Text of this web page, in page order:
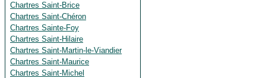
Chartres Saint-Brice
Chartres Saint-Chéron
Chartres Sainte-Foy
Chartres Saint-Hilaire
Chartres Saint-Martin-le-Viandier
Chartres Saint-Maurice
Chartres Saint-Michel